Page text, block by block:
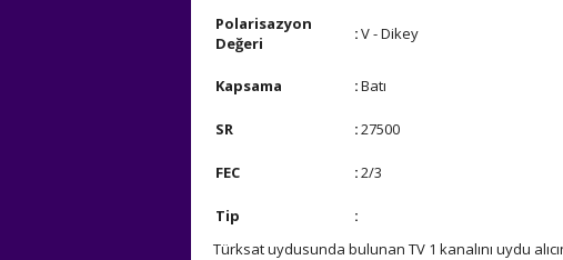
Polarisazyon
Değeri
:V - Dikey
Kapsama :Batı
SR :27500
FEC :2/3
Tip
:
Türksat uydusunda bulunan TV 1 kanalını uydu